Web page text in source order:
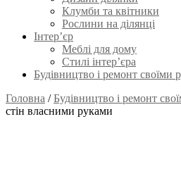
Клумби та квітники
Рослини на ділянці
Інтер’єр
Меблі для дому
Стилі інтер’єра
Будівництво і ремонт своїми
Головна /Будівництво і ремонт
стін власними руками